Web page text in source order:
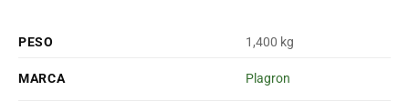
PESO 1,400 kg
MARCA Plagron